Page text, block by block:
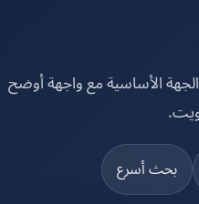
مع واجهة أوضح
أسرع